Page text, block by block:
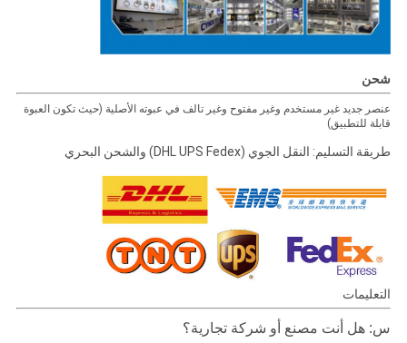
شحن
عنصر جديد غير مستخدم وغير مفتوح وغير تالف في عبوته الأصلية (حيث تكون العبوة
قابلة للتطبيق)
طريقة التسليم: النقل الجوي (DHL UPS Fedex) والشحن البحري
التعليمات
س: هل أنت مصنع أو شركة تجارية؟